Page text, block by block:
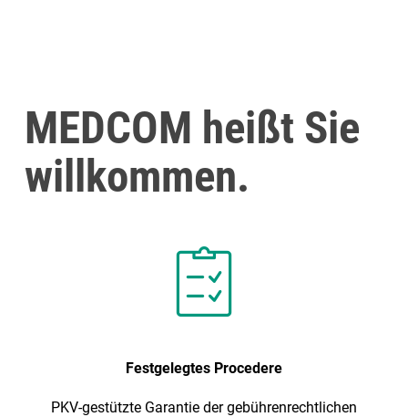
MEDCOM heißt Sie
willkommen.
Festgelegtes Procedere
PKV-gestützte Garantie der gebührenrechtlichen